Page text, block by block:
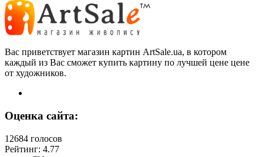
Вас приветствует магазин картин ArtSale.ua, в котором
каждый из Вас сможет купить картину по лучшей цене цене
от художников.
Оценка сайта:
12684 голосов
Рейтинг: 4.77